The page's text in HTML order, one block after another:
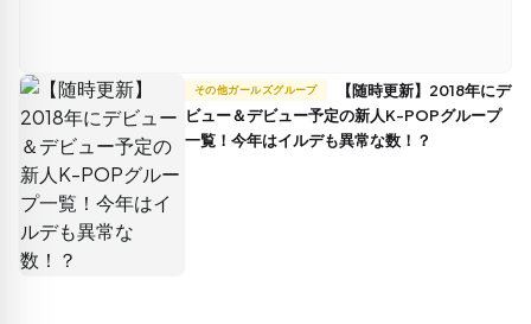
その他ガールズグループ
ビュー＆デビュー予定の新人K-POPグループ
一覧！今年はイルデも異常な数！？